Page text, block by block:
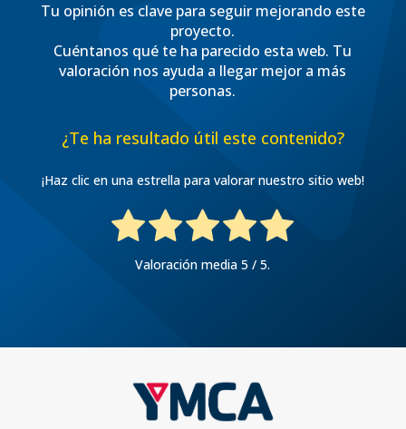
Tu opinión es clave para seguir mejorando este
proyecto.
Cuéntanos qué te ha parecido esta web. Tu
valoración nos ayuda a llegar mejor a más
personas.
¿Te ha resultado útil este contenido?
¡Haz clic en una estrella para valorar nuestro sitio web!
Valoración media5 / 5.